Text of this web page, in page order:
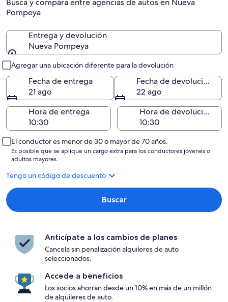
Busca y compara entre agencias de autos en Nueva
Pompeya
Entrega y devolución
Nueva Pompeya
Agregar una ubicación diferente para la devolución
Fecha de entrega
21 ago
Fecha de devolución
22 ago
Hora de entrega
Hora de devolución
El conductor es menor de 30 o mayor de 70 años.
Es posible que se aplique un cargo extra para los conductores jóvenes o
adultos mayores.
Tengo un código de descuento
Buscar
Anticípate a los cambios de planes
Cancela sin penalización alquileres de auto
seleccionados.
Accede a beneficios
Los socios ahorran desde un 10% en más de un millón
de alquileres de auto.